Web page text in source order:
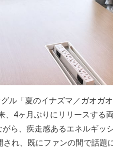
ル「夏のイナズマ／ガオガ
4ヶ月ぶりにリリースする両
ら、疾走感あるエネルギッ
れ、既にファンの間で話題